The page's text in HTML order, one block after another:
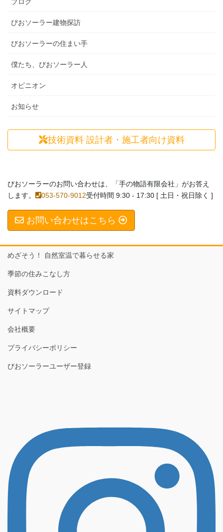
びおソーラー建物探訪
びおソーラーの住まい手
僕たち、びおソーラー人
オピニオン
お知らせ
技術資料 設計者・施工者向け資料
びおソーラーのお問い合わせは、「手の物語有限会社」がお答え
します。
053-570-9012受付時間 9:30 - 17:30 [ 土日・祝日除く ]
お問い合わせはこちら
めざそう！ 自然室温で暮らせる家
季節の住みこなし方
資料ダウンロード
サイトマップ
会社概要
プライバシーポリシー
びおソーラーユーザー登録